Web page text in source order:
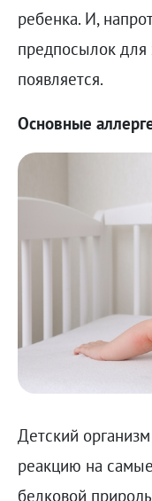
ребенка. И,
предпосылок для
появляется.
Основные
Детский
реакцию на
белковой